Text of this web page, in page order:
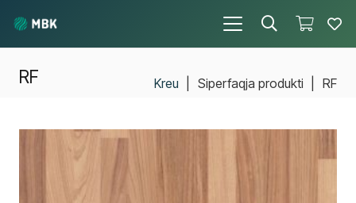
RF Kreu Siperfaqja produkti RF